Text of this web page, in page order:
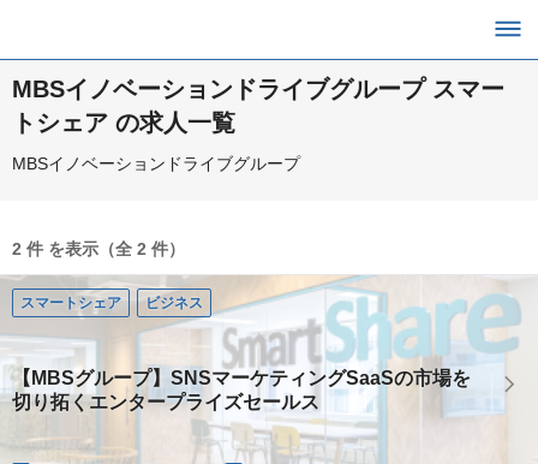
MBSイノベーションドライブグループ スマー
トシェア の求人一覧
MBSイノベーションドライブグループ
2 件 を表示（全 2 件）
スマートシェア ビジネス
【MBSグループ】SNSマーケティングSaaSの市場を
切り拓くエンタープライズセールス